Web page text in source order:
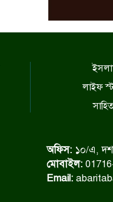
লাইফ
অফিস: ১০/এ,
মোবাইল:
Email: